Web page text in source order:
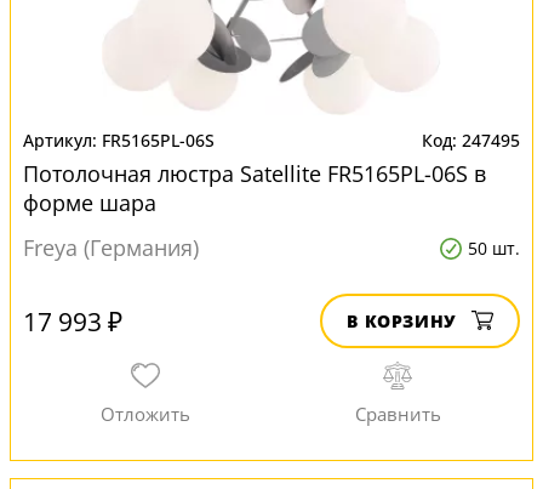
FR5165PL-06S 247495
Потолочная люстра Satellite FR5165PL-06S в
форме шара
Freya (Германия)
50 шт.
17 993 ₽ В КОРЗИНУ